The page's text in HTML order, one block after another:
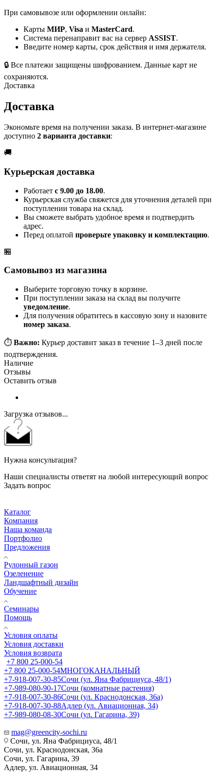
При самовывозе или оформлении онлайн:
Карты МИР, Visa и MasterCard.
Система перенаправит вас на сервер ASSIST.
Введите номер карты, срок действия и имя держателя.
🔒 Все платежи защищены шифрованием. Данные карт не
сохраняются.
Доставка
Доставка
Экономьте время на получении заказа. В интернет-магазине
доступно 2 варианта доставки:
🚚
Курьерская доставка
Работает с 9.00 до 18.00.
Курьерская служба свяжется для уточнения деталей при
поступлении товара на склад.
Вы сможете выбрать удобное время и подтвердить
адрес.
Перед оплатой проверьте упаковку и комплектацию.
🏪
Самовывоз из магазина
Выберите торговую точку в корзине.
При поступлении заказа на склад вы получите
уведомление.
Для получения обратитесь в кассовую зону и назовите
номер заказа.
⏱️ Важно: Курьер доставит заказ в течение 1–3 дней после
подтверждения.
Наличие
Отзывы
Оставить отзыв
Загрузка отзывов...
Нужна консультация?
Наши специалисты ответят на любой интересующий вопрос
Задать вопрос
Каталог
Компания
Наша команда
Портфолио
Предложения
Рулонный газон
Озеленение
Ландшафтный дизайн
Обучение
Семинары
Помощь
Условия оплаты
Условия доставки
Условия возврата
+7 800 25-000-54
+7 800 25-000-54МНОГОКАНАЛЬНЫЙ
+7-918-007-30-85Сочи (ул. Яна Фабрициуса, 48/1)
+7-989-080-90-17Сочи (комнатные растения)
+7-918-007-30-86Сочи (ул. Краснодонская, 36а)
+7-918-007-30-88Адлер (ул. Авиационная, 34)
+7-989-080-08-30Сочи (ул. Гагарина, 39)
mag@greencity-sochi.ru
Сочи, ул. Яна Фабрициуса, 48/1
Сочи, ул. Краснодонская, 36а
Сочи, ул. Гагарина, 39
Адлер, ул. Авиационная, 34